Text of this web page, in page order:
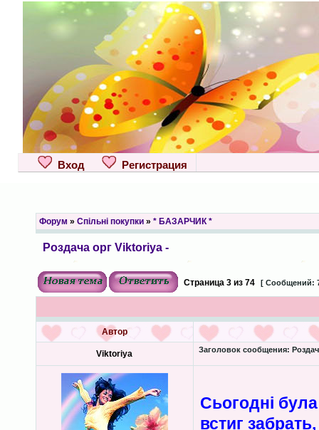
Вход Регистрация
Форум » Спільні покупки» * БАЗАРЧИК *
Роздача орг Viktoriya -
Страница 3из 74 [ Сообщений:
Автор
Viktoriya Заголовок сообщения:
Сьогодні
встиг